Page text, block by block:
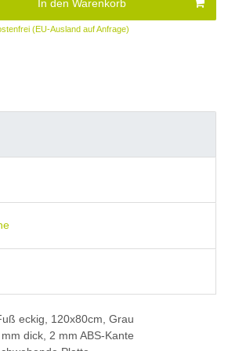
In den Warenkorb
(EU-Ausland auf Anfrage)
eckig, 120x80cm, Grau
dick, 2 mm ABS-Kante